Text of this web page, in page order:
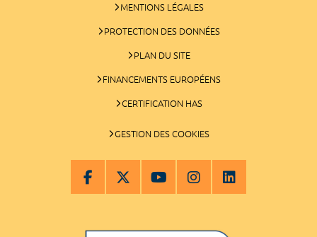
MENTIONS LÉGALES
PROTECTION DES DONNÉES
PLAN DU SITE
FINANCEMENTS EUROPÉENS
CERTIFICATION HAS
GESTION DES COOKIES